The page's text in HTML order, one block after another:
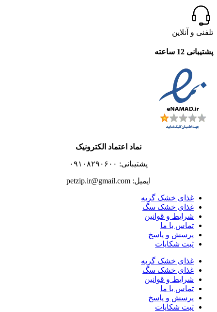
تلفنی و آنلاین
پشتیبانی 12 ساعته
نماد اعتماد الکترونیک
پشتیبانی: ۰۹۱۰۸۲۹۰۶۰۰
ایمیل: petzip.ir@gmail.com
غذای خشک گربه
غذای خشک سگ
شرایط و قوانین
تماس با ما
پرسش و پاسخ
ثبت شکایات
غذای خشک گربه
غذای خشک سگ
شرایط و قوانین
تماس با ما
پرسش و پاسخ
ثبت شکایات